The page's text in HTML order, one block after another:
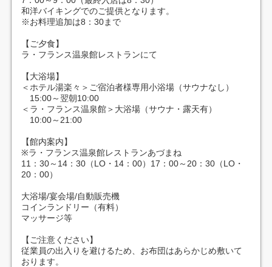
和洋バイキングでのご提供となります。
※お料理追加は8：30まで
【ご夕食】
ラ・フランス温泉館レストランにて
【大浴場】
＜ホテル湯楽々＞ご宿泊者様専用小浴場（サウナなし）
15:00～翌朝10:00
＜ラ・フランス温泉館＞大浴場（サウナ・露天有）
10:00～21:00
【館内案内】
※ラ・フランス温泉館レストランあづまね
11：30～14：30（LO・14：00）17：00～20：30（LO・
20：00）
大浴場/宴会場/自動販売機
コインランドリー（有料）
マッサージ等
【ご注意ください】
従業員の出入りを避けるため、お布団はあらかじめ敷いて
おります。